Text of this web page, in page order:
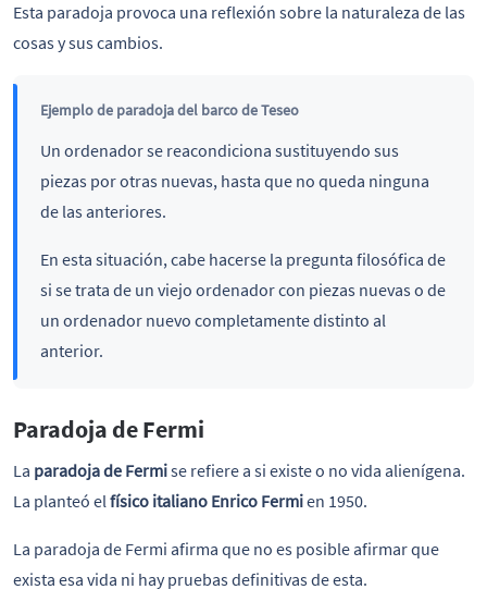
Esta paradoja provoca una reflexión sobre la naturaleza de las
cosas y sus cambios.
Ejemplo de paradoja del barco de Teseo
Un ordenador se reacondiciona sustituyendo sus
piezas por otras nuevas, hasta que no queda ninguna
de las anteriores.
En esta situación, cabe hacerse la pregunta filosófica de
si se trata de un viejo ordenador con piezas nuevas o de
un ordenador nuevo completamente distinto al
anterior.
Paradoja de Fermi
La paradoja de Fermise refiere a si existe o no vida alienígena.
La planteó el físico italiano Enrico Fermien 1950.
La paradoja de Fermi afirma que no es posible afirmar que
exista esa vida ni hay pruebas definitivas de esta.